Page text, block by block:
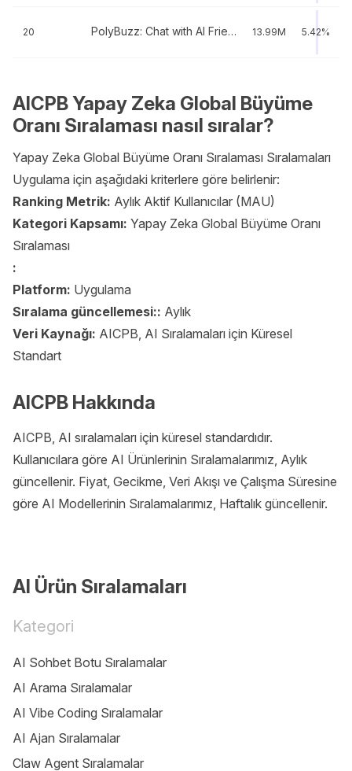
20 PolyBuzz: Chat with AI Friends 13.99M 5.42%
AICPB Yapay Zeka Global Büyüme
Oranı Sıralaması nasıl sıralar?
Yapay Zeka Global Büyüme Oranı Sıralaması Sıralamaları
Uygulama için aşağıdaki kriterlere göre belirlenir:
Ranking Metrik: Aylık Aktif Kullanıcılar (MAU)
Kategori Kapsamı: Yapay Zeka Global Büyüme Oranı
Sıralaması
:
Platform: Uygulama
Sıralama güncellemesi:: Aylık
Veri Kaynağı: AICPB, AI Sıralamaları için Küresel
Standart
AICPB Hakkında
AICPB, AI sıralamaları için küresel standardıdır.
Kullanıcılara göre AI Ürünlerinin Sıralamalarımız, Aylık
güncellenir. Fiyat, Gecikme, Veri Akışı ve Çalışma Süresine
göre AI Modellerinin Sıralamalarımız, Haftalık güncellenir.
AI Ürün Sıralamaları
Kategori
AI Sohbet Botu Sıralamalar
AI Arama Sıralamalar
AI Vibe Coding Sıralamalar
AI Ajan Sıralamalar
Claw Agent Sıralamalar